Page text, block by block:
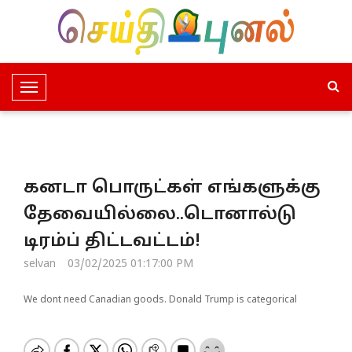
T
o
e
N
a
v
i
a
கனடா பொருட்கள் எங்களுக்கு
தேவையில்லை..டொனால்டு
டிரம்ப் திட்டவட்டம்!
selvan 03/02/2025 01:17:00 PM
We dont need Canadian goods. Donald Trump is categorical